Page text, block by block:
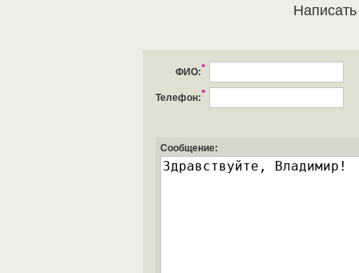
ФИО:*
Телефон:*
Сообщение: